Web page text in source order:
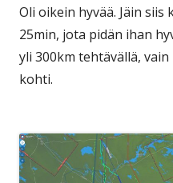
Oli oikein hyvää. Jäin
25min, jota pidän ihan
yli 300km tehtävällä,
kohti.